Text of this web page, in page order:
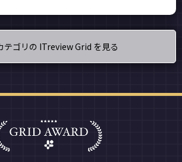
テゴリの ITreview Grid を見る